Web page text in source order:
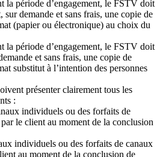
la période d’engagement, le FSTV doit
demande et sans frais, une copie de
(papier ou électronique) au choix du
la période d’engagement, le FSTV doit
et sans frais, une copie de
substitut à l’intention des personnes
présenter clairement tous les
:
individuels ou des forfaits de
le client au moment de la conclusion
individuels ou des forfaits de canaux
au moment de la conclusion de